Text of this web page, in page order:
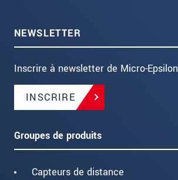
NEWSLETTER
Inscrire à newsletter de Micro-Epsilon
INSCRIRE
Groupes de produits
Capteurs de distance